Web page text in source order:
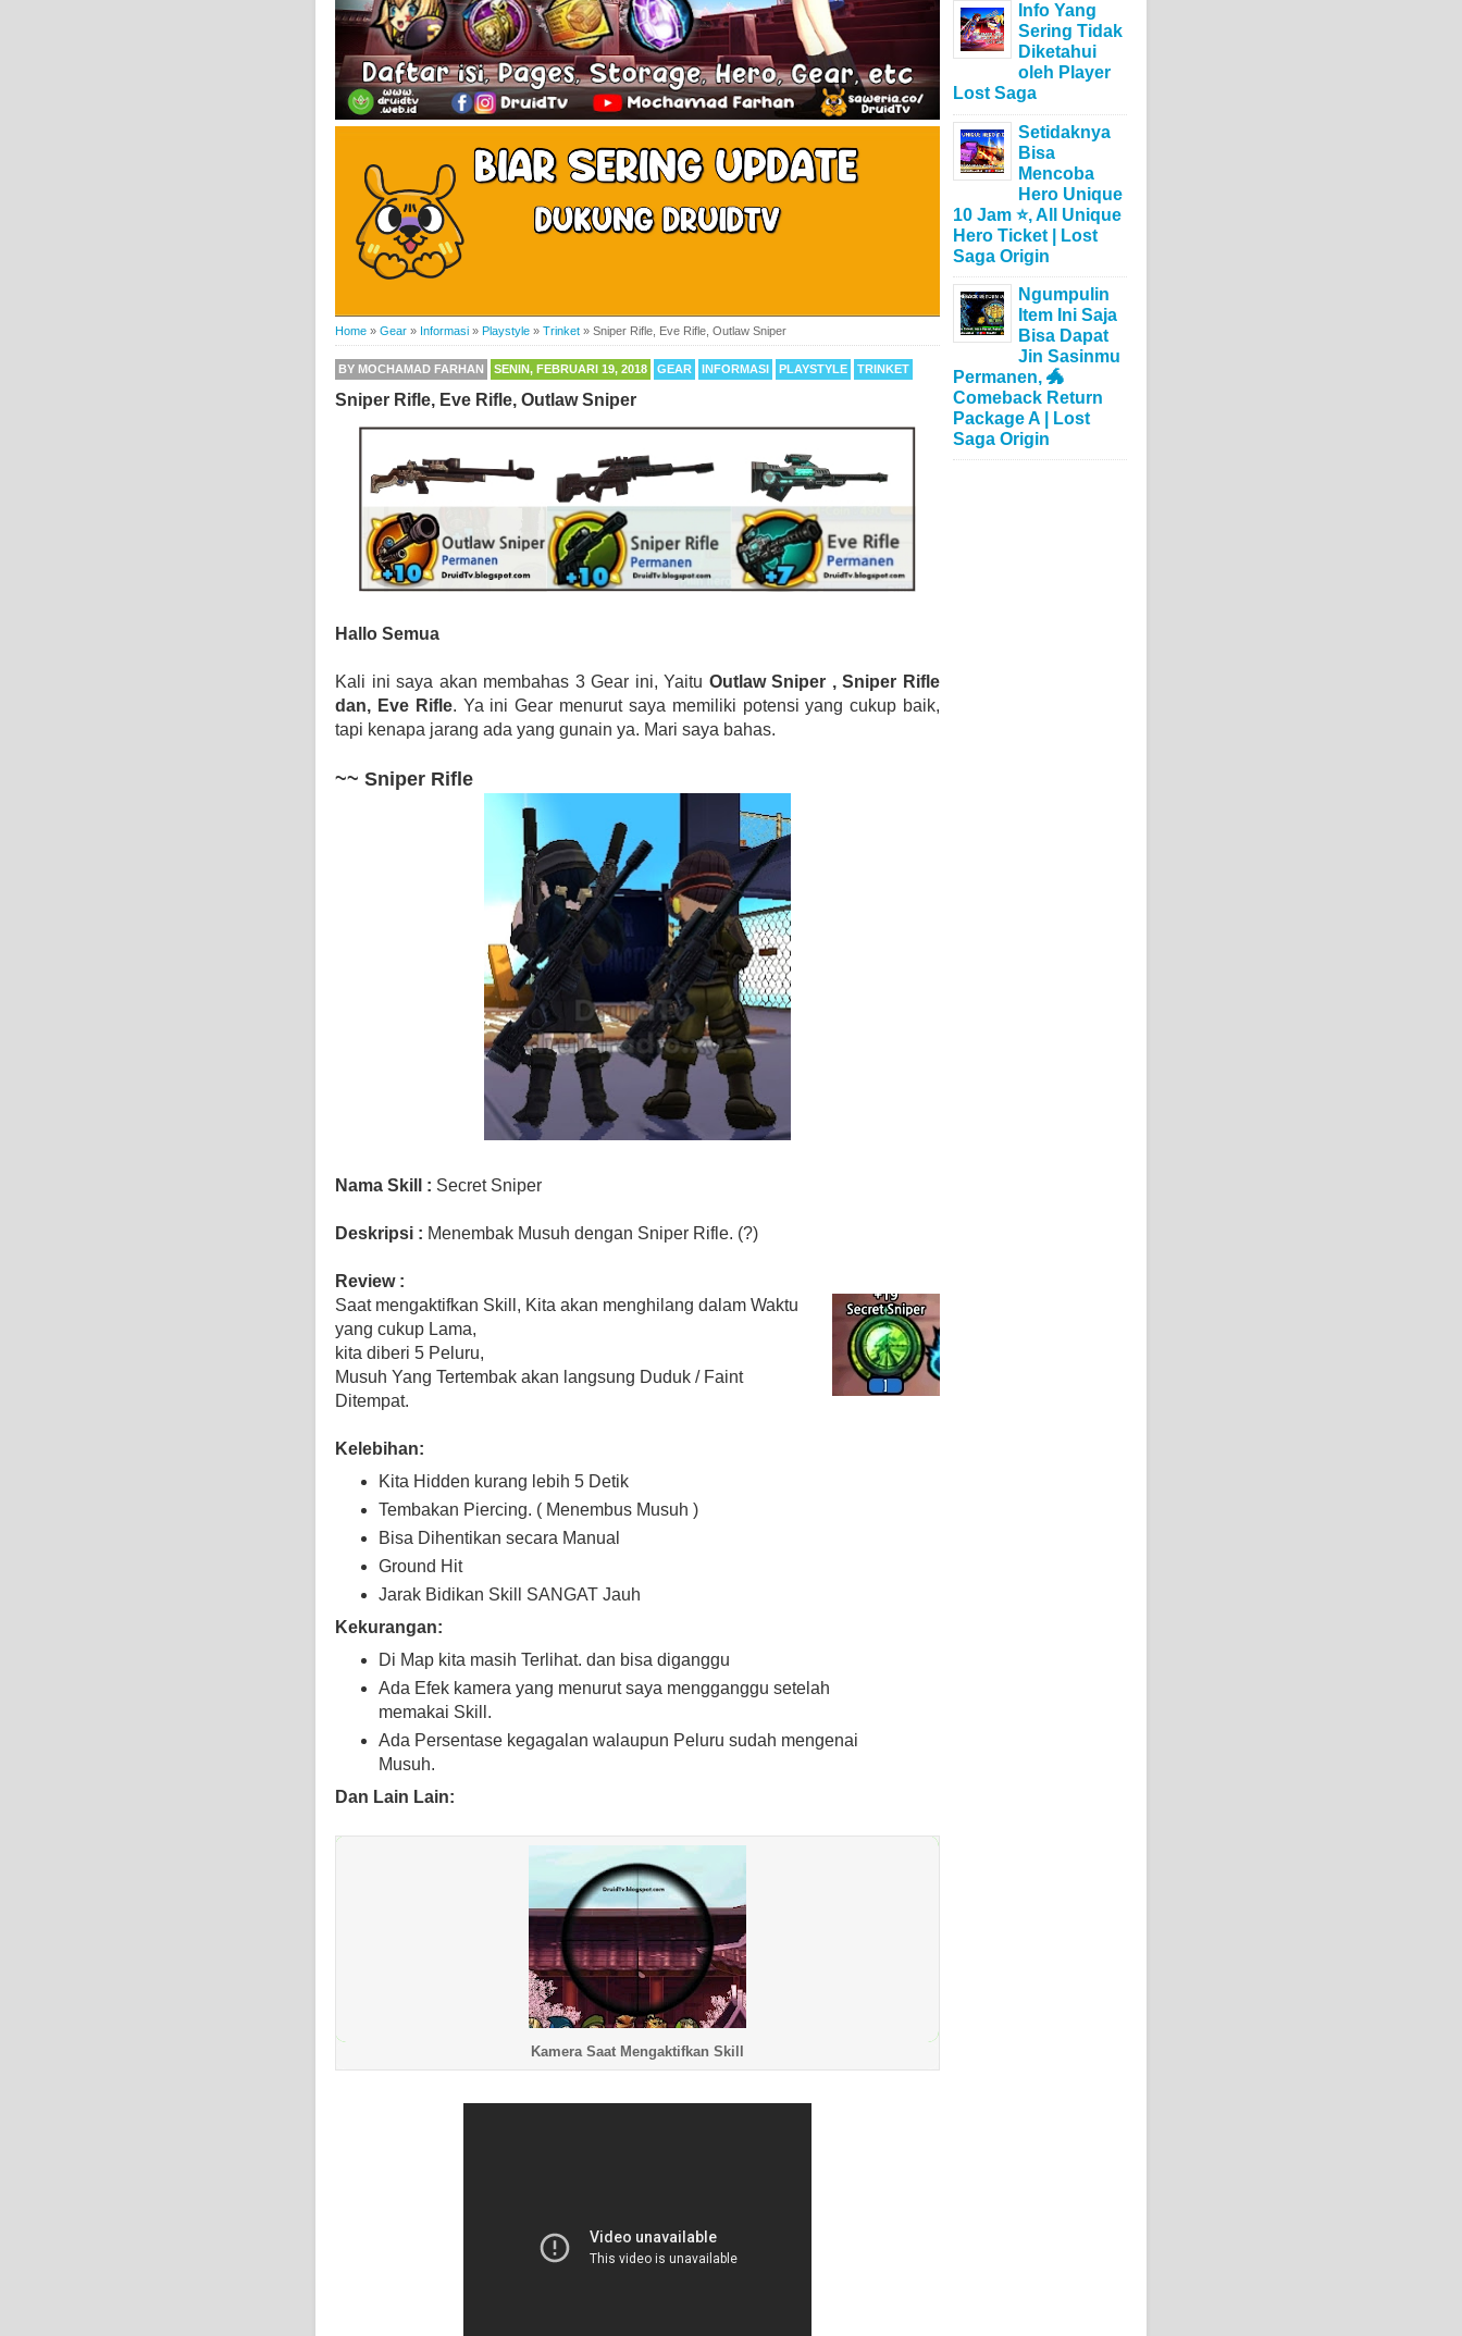
Home » Gear » Informasi » Playstyle » Trinket » Sniper Rifle, Eve Rifle, Outlaw Sniper
BY MOCHAMAD FARHAN SENIN, FEBRUARI 19, 2018 GEAR INFORMASI PLAYSTYLE TRINKET
Sniper Rifle, Eve Rifle, Outlaw Sniper
Hallo Semua
Kali ini saya akan membahas 3 Gear ini, Yaitu Outlaw Sniper , Sniper Rifle
dan, Eve Rifle. Ya ini Gear menurut saya memiliki potensi yang cukup baik,
tapi kenapa jarang ada yang gunain ya. Mari saya bahas.
~~ Sniper Rifle
Nama Skill : Secret Sniper
Deskripsi : Menembak Musuh dengan Sniper Rifle. (?)
Review :
Saat mengaktifkan Skill, Kita akan menghilang dalam Waktu
yang cukup Lama,
kita diberi 5 Peluru,
Musuh Yang Tertembak akan langsung Duduk / Faint
Ditempat.
Kelebihan:
Kita Hidden kurang lebih 5 Detik
Tembakan Piercing. ( Menembus Musuh )
Bisa Dihentikan secara Manual
Ground Hit
Jarak Bidikan Skill SANGAT Jauh
Kekurangan:
Di Map kita masih Terlihat. dan bisa diganggu
Ada Efek kamera yang menurut saya mengganggu setelah
memakai Skill.
Ada Persentase kegagalan walaupun Peluru sudah mengenai
Musuh.
Dan Lain Lain:
Kamera Saat Mengaktifkan Skill
Info Yang
Sering Tidak
Diketahui
oleh Player
Lost Saga
Setidaknya
Bisa
Mencoba
Hero Unique
10 Jam ⭐, All Unique
Hero Ticket | Lost
Saga Origin
Ngumpulin
Item Ini Saja
Bisa Dapat
Jin Sasinmu
Permanen, 🐲
Comeback Return
Package A | Lost
Saga Origin